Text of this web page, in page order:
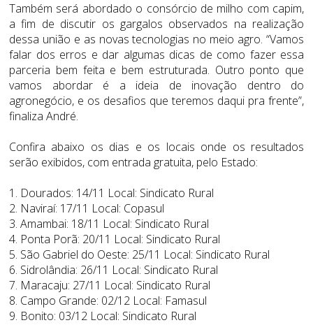
Também será abordado o consórcio de milho com capim,
a fim de discutir os gargalos observados na realização
dessa união e as novas tecnologias no meio agro. “Vamos
falar dos erros e dar algumas dicas de como fazer essa
parceria bem feita e bem estruturada. Outro ponto que
vamos abordar é a ideia de inovação dentro do
agronegócio, e os desafios que teremos daqui pra frente”,
finaliza André.
Confira abaixo os dias e os locais onde os resultados
serão exibidos, com entrada gratuita, pelo Estado:
1. Dourados: 14/11 Local: Sindicato Rural
2. Naviraí: 17/11 Local: Copasul
3. Amambai: 18/11 Local: Sindicato Rural
4. Ponta Porã: 20/11 Local: Sindicato Rural
5. São Gabriel do Oeste: 25/11 Local: Sindicato Rural
6. Sidrolândia: 26/11 Local: Sindicato Rural
7. Maracaju: 27/11 Local: Sindicato Rural
8. Campo Grande: 02/12 Local: Famasul
9. Bonito: 03/12 Local: Sindicato Rural